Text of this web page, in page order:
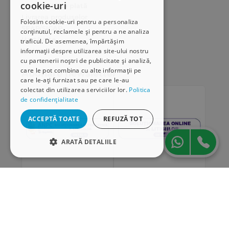
cookie-uri
Folosim cookie-uri pentru a personaliza
conținutul, reclamele și pentru a ne analiza
traficul. De asemenea, împărtășim
informații despre utilizarea site-ului nostru
cu partenerii noștri de publicitate și analiză,
care le pot combina cu alte informații pe
care le-ați furnizat sau pe care le-au
colectat din utilizarea serviciilor lor. Politica
de confidențialitate
ACCEPTĂ TOATE REFUZĂ TOT
ARATĂ DETALIILE
Modalități de plată
SEAP/SICAP
Hartă site
Cariere
Abonare newsletter